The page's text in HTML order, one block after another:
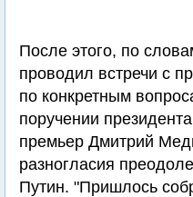
После этого, по
проводил встречи с
по конкретным
поручении
премьер Дмитрий
разногласия
Путин. "Пришлось